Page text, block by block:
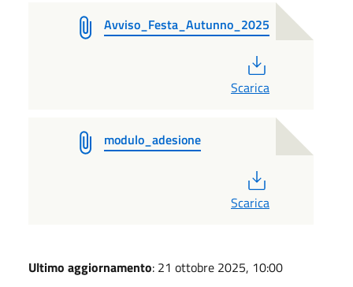
Avviso_Festa_Autunno_2025
Scarica
modulo_adesione
Scarica
Ultimo aggiornamento: 21 ottobre 2025, 10:00